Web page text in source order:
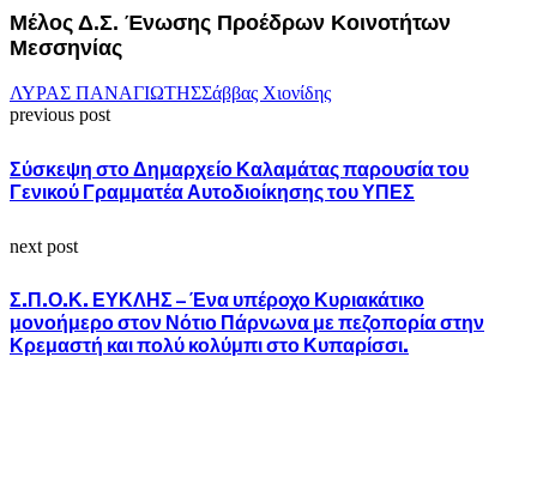
Μέλος Δ.Σ. Ένωσης Προέδρων Κοινοτήτων
Μεσσηνίας
ΛΥΡΑΣ ΠΑΝΑΓΙΩΤΗΣΣάββας Χιονίδης
previous post
Σύσκεψη στο Δημαρχείο Καλαμάτας παρουσία του
Γενικού Γραμματέα Αυτοδιοίκησης του ΥΠΕΣ
next post
Σ.Π.Ο.Κ. ΕΥΚΛΗΣ – Ένα υπέροχο Κυριακάτικο
μονοήμερο στον Νότιο Πάρνωνα με πεζοπορία στην
Κρεμαστή και πολύ κολύμπι στο Κυπαρίσσι.